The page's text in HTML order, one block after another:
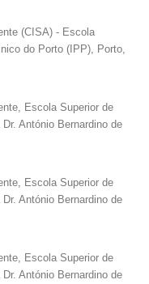
(CISA) - Escola
do Porto (IPP), Porto,
Escola Superior de
António Bernardino de
Escola Superior de
António Bernardino de
Escola Superior de
António Bernardino de